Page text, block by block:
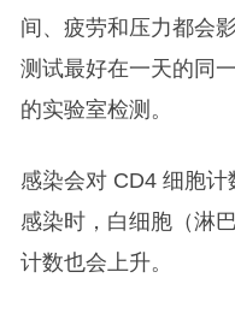
间、疲劳和压力都会
测试最好在一天的同
的实验室检测。
感染会对 CD4 细胞
感染时，白细胞（淋
计数也会上升。